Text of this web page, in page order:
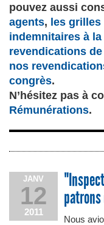
pouvez aussi
agents, les
indemnitaires à la
revendications
nos
congrès.
N’hésitez pas à
Rémunérations.
JANV
12
2011
Nous